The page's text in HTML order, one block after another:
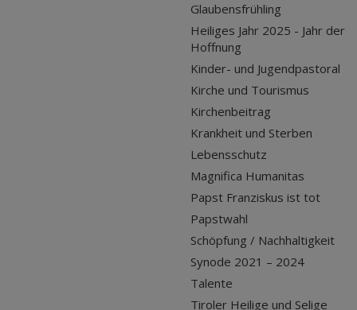
Glaubensfrühling
Heiliges Jahr 2025 - Jahr der
Hoffnung
Kinder- und Jugendpastoral
Kirche und Tourismus
Kirchenbeitrag
Krankheit und Sterben
Lebensschutz
Magnifica Humanitas
Papst Franziskus ist tot
Papstwahl
Schöpfung / Nachhaltigkeit
Synode 2021 – 2024
Talente
Tiroler Heilige und Selige